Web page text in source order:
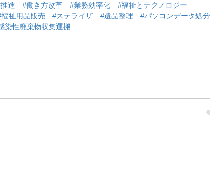
進 #働き方改革 #業務効率化
#福祉とテクノロジー
福祉用品販売 #ステライザ #遺品整理 #パソコンデータ処分
染性廃棄物収集運搬